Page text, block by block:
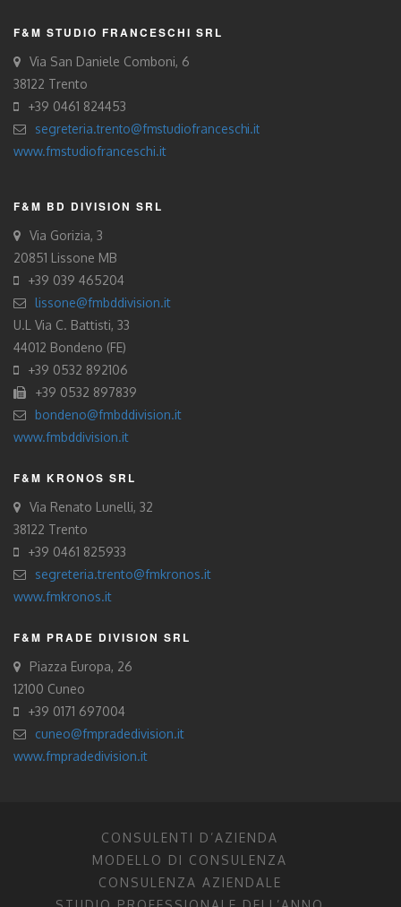
F&M STUDIO FRANCESCHI SRL
Via San Daniele Comboni, 6
38122 Trento
+39 0461 824453
segreteria.trento@fmstudiofranceschi.it
www.fmstudiofranceschi.it
F&M BD DIVISION SRL
Via Gorizia, 3
20851 Lissone MB
+39 039 465204
lissone@fmbddivision.it
U.L Via C. Battisti, 33
44012 Bondeno (FE)
+39 0532 892106
+39 0532 897839
bondeno@fmbddivision.it
www.fmbddivision.it
F&M KRONOS SRL
Via Renato Lunelli, 32
38122 Trento
+39 0461 825933
segreteria.trento@fmkronos.it
www.fmkronos.it
F&M PRADE DIVISION SRL
Piazza Europa, 26
12100 Cuneo
+39 0171 697004
cuneo@fmpradedivision.it
www.fmpradedivision.it
CONSULENTI D’AZIENDA
MODELLO DI CONSULENZA
CONSULENZA AZIENDALE